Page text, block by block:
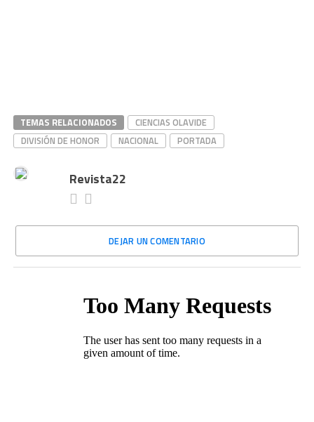
TEMAS RELACIONADOS
CIENCIAS OLAVIDE
DIVISIÓN DE HONOR
NACIONAL PORTADA
Revista22
DEJAR UN COMENTARIO